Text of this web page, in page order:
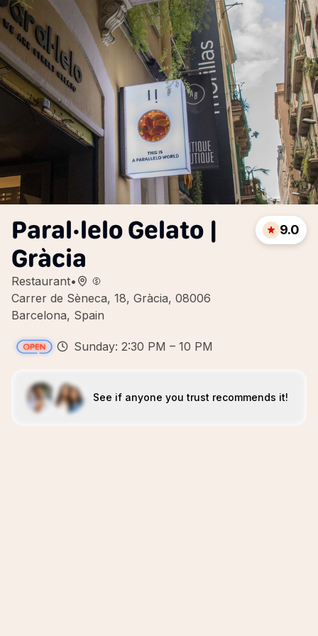
Paral·lelo Gelato |
Gràcia
Restaurant•
Carrer de Sèneca, 18, Gràcia, 08006
Barcelona, Spain
9.0
Sunday: 2:30 PM – 10 PM
See if anyone you trust recommends it!